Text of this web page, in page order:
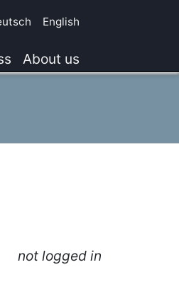
English
About us
not logged in